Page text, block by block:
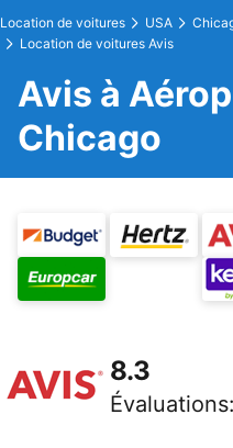
Location de voitures USA
Location de voitures Avis
Avis à
Chicago
8.3
Évaluations: